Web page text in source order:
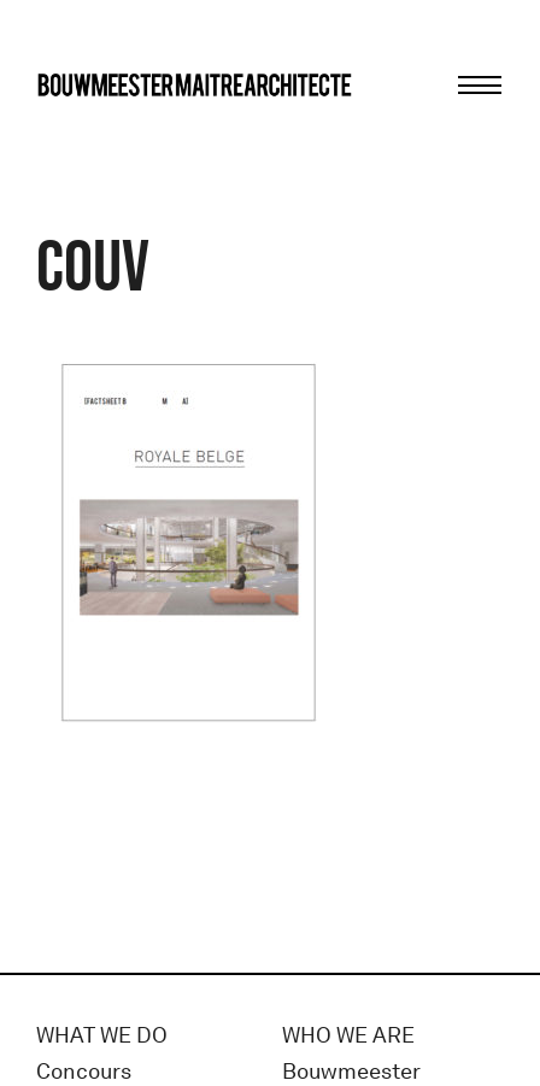
Couv
WHAT WE DO
Concours
WHO WE ARE
Bouwmeester